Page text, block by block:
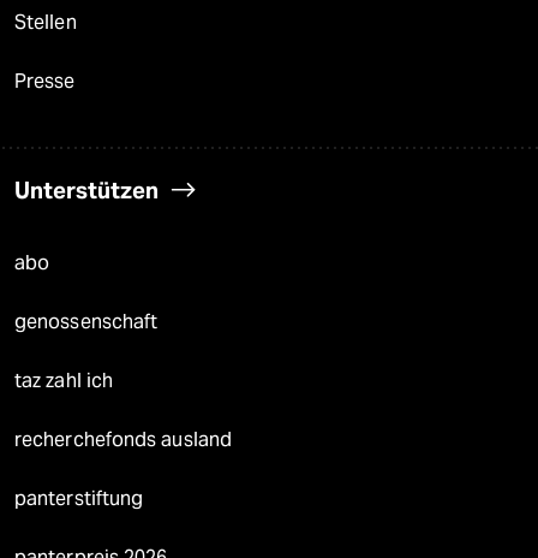
Stellen
Presse
Unterstützen
abo
genossenschaft
taz zahl ich
recherchefonds ausland
panterstiftung